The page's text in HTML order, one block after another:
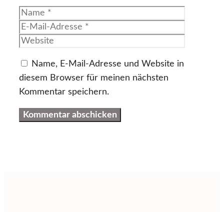
Name
Name, E-Mail-Adresse und Website in
diesem Browser für meinen nächsten
Kommentar speichern.